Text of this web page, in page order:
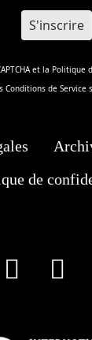
et la Politique
Conditions de Service
de